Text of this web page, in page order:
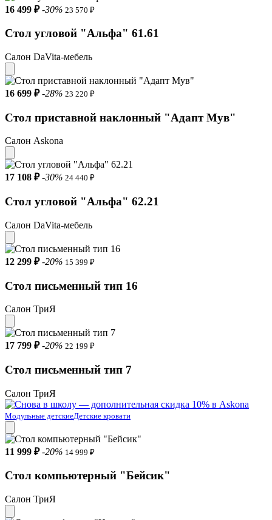
16 499 ₽ -30% 23 570 ₽
Стол угловой "Альфа" 61.61
Салон DaVita-мебель
16 699 ₽ -28% 23 220 ₽
Стол приставной наклонный "Адапт Мув"
Салон Askona
17 108 ₽ -30% 24 440 ₽
Стол угловой "Альфа" 62.21
Салон DaVita-мебель
12 299 ₽ -20% 15 399 ₽
Стол письменный тип 16
Салон ТриЯ
17 799 ₽ -20% 22 199 ₽
Стол письменный тип 7
Салон ТриЯ
Модульные детскиеДетские кровати
11 999 ₽ -20% 14 999 ₽
Стол компьютерный "Бейсик"
Салон ТриЯ